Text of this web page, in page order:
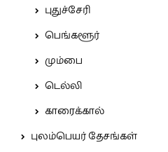
புதுச்சேரி
பெங்களூர்
மும்பை
டெல்லி
காரைக்கால்
புலம்பெயர் தேசங்கள்